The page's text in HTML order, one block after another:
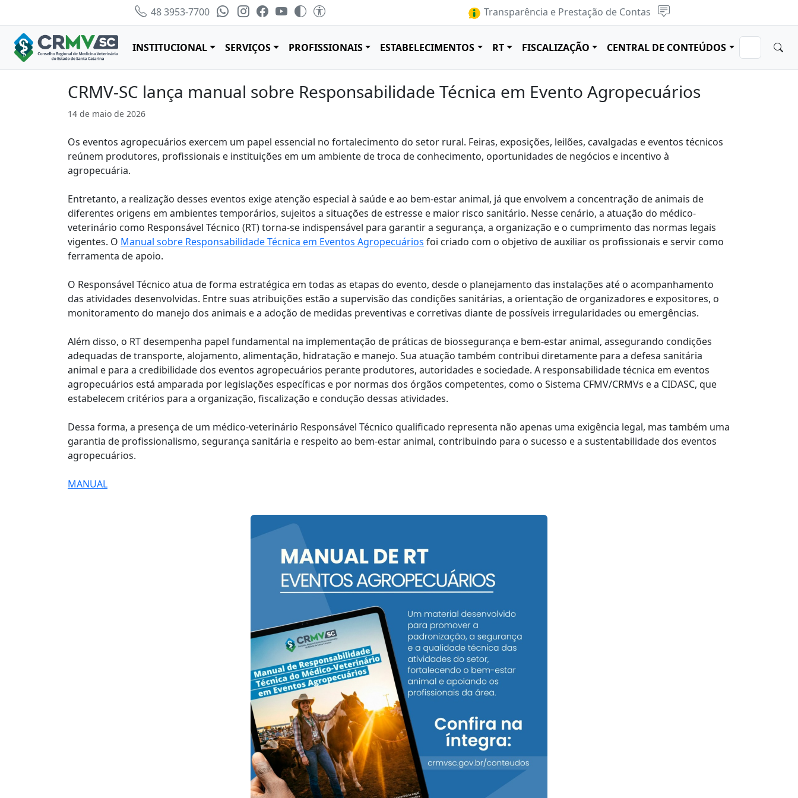
48 3953-7700 Transparência e Prestação de Contas
INSTITUCIONAL SERVIÇOS PROFISSIONAIS ESTABELECIMENTOS RT FISCALIZAÇÃO CENTRAL DE CONTEÚDOS
CRMV-SC lança manual sobre Responsabilidade Técnica em Evento Agropecuários
14 de maio de 2026
Os eventos agropecuários exercem um papel essencial no fortalecimento do setor rural. Feiras, exposições, leilões, cavalgadas e eventos técnicos
reúnem produtores, profissionais e instituições em um ambiente de troca de conhecimento, oportunidades de negócios e incentivo à
agropecuária.
Entretanto, a realização desses eventos exige atenção especial à saúde e ao bem-estar animal, já que envolvem a concentração de animais de
diferentes origens em ambientes temporários, sujeitos a situações de estresse e maior risco sanitário. Nesse cenário, a atuação do médico-
veterinário como Responsável Técnico (RT) torna-se indispensável para garantir a segurança, a organização e o cumprimento das normas legais
vigentes. O Manual sobre Responsabilidade Técnica em Eventos Agropecuários foi criado com o objetivo de auxiliar os profissionais e servir como
ferramenta de apoio.
O Responsável Técnico atua de forma estratégica em todas as etapas do evento, desde o planejamento das instalações até o acompanhamento
das atividades desenvolvidas. Entre suas atribuições estão a supervisão das condições sanitárias, a orientação de organizadores e expositores, o
monitoramento do manejo dos animais e a adoção de medidas preventivas e corretivas diante de possíveis irregularidades ou emergências.
Além disso, o RT desempenha papel fundamental na implementação de práticas de biossegurança e bem-estar animal, assegurando condições
adequadas de transporte, alojamento, alimentação, hidratação e manejo. Sua atuação também contribui diretamente para a defesa sanitária
animal e para a credibilidade dos eventos agropecuários perante produtores, autoridades e sociedade. A responsabilidade técnica em eventos
agropecuários está amparada por legislações específicas e por normas dos órgãos competentes, como o Sistema CFMV/CRMVs e a CIDASC, que
estabelecem critérios para a organização, fiscalização e condução dessas atividades.
Dessa forma, a presença de um médico-veterinário Responsável Técnico qualificado representa não apenas uma exigência legal, mas também uma
garantia de profissionalismo, segurança sanitária e respeito ao bem-estar animal, contribuindo para o sucesso e a sustentabilidade dos eventos
agropecuários.
MANUAL